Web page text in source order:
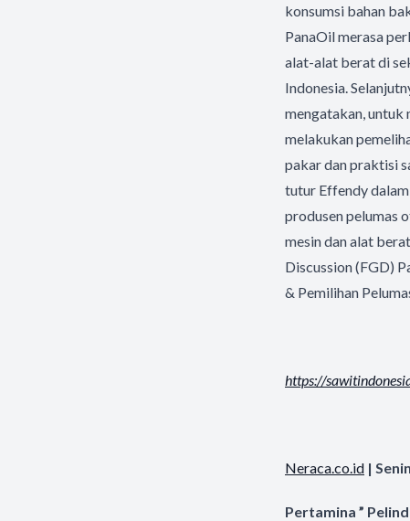
konsumsi bahan
PanaOil merasa
alat-alat berat di
Indonesia.
mengatakan, untuk
melakukan
pakar dan praktisi
tutur Effendy
produsen pelumas
mesin dan alat
Discussion (FGD)
& Pemilihan
https://
Neraca.co.id |
Pertamina ”